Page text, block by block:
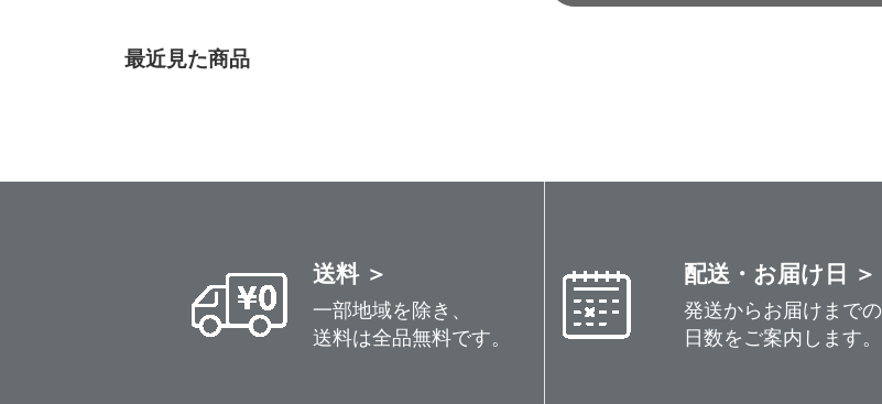
最近見た商品
送料 ＞
一部地域を除き、
送料は全品無料です。
配送・お届け日 ＞
発送からお届けまでの
日数をご案内します。